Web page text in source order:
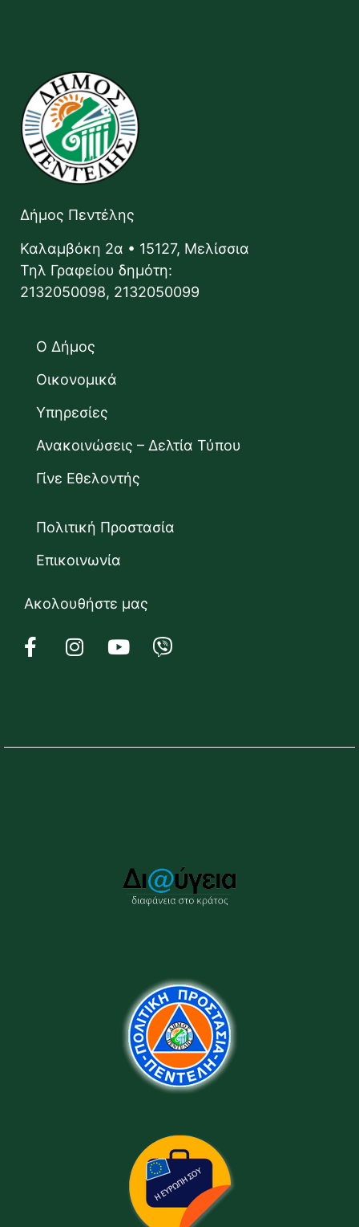
Δήμος Πεντέλης
Καλαμβόκη 2α • 15127, Μελίσσια
Τηλ Γραφείου δημότη:
2132050098, 2132050099
Ο Δήμος
Οικονομικά
Υπηρεσίες
Ανακοινώσεις – Δελτία Τύπου
Γίνε Εθελοντής
Πολιτική Προστασία
Επικοινωνία
Ακολουθήστε μας